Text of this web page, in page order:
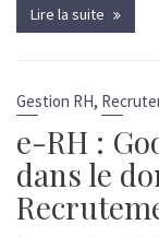
Lire la suite
Gestion RH,
e-RH :
dans le